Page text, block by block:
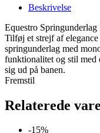
Beskrivelse
Equestro
Tilføj et strejf af
springunderlag med
funktionalitet og stil med
sig ud på banen.
Fremstil
Relaterede
-15%